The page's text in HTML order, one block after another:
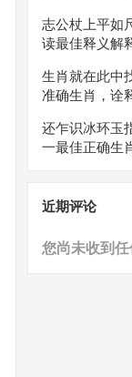
志公杖上平如
读最佳释义解
生肖就在此中
准确生肖，诠
还乍识冰环玉
一最佳正确生
近期评论
您尚未收到任